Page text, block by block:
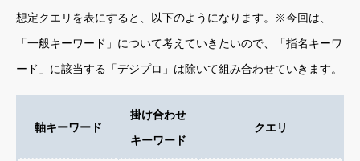
想定クエリを表にすると、以下のようになります。※今回は、
「一般キーワード」について考えていきたいので、「指名キーワ
ード」に該当する「デジプロ」は除いて組み合わせていきます。
軸キーワード
掛け合わせ
キーワード
クエリ